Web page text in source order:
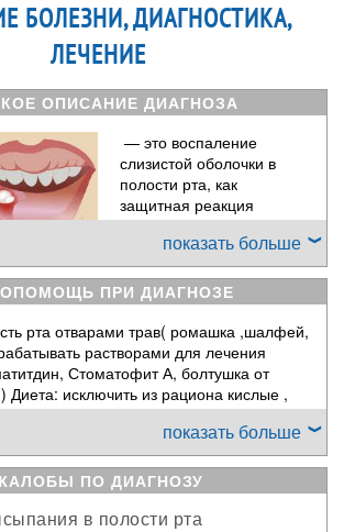
БОЛЕЗНИ, ДИАГНОСТИКА,
ЛЕЧЕНИЕ
ОПИСАНИЕ ДИАГНОЗА
— это воспаление
слизистой оболочки в
полости рта, как
защитная реакция
иммунной системы на
различные раздражители.
Обычно он возникает у
детей, но в последнее
экологической
снижением иммунитета у
чаще появляться и стоматит у
возникновения стоматитов могут
факторы - те, которые воздействуют
на слизистую оболочку рта (местное
также заболевания организма - болезни
тракта, сердечно-сосудистой
иммунной защиты, аллергические
обмена веществ и многие другие.
показать больше
ПРИ ДИАГНОЗЕ
рта отварами трав( ромашка ,шалфей,
растворами для лечения
Стоматофит А, болтушка от
Диета: исключить из рациона кислые ,
продукты. Лечение основного
показать больше
ПО ДИАГНОЗУ
в полости рта